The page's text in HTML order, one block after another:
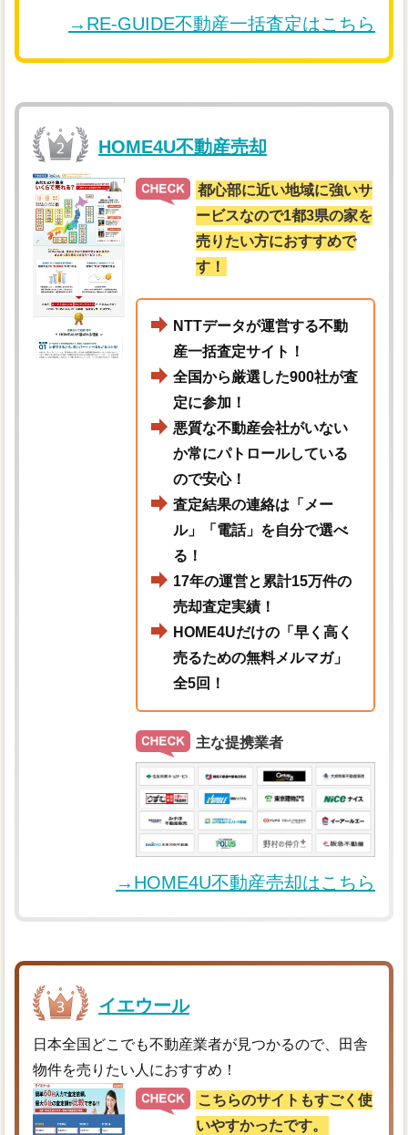
→RE-GUIDE不動産一括査定はこちら
HOME4U不動産売却
都心部に近い地域に強いサ
ービスなので1都3県の家を
売りたい方におすすめで
す！
NTTデータが運営する不動
産一括査定サイト！
全国から厳選した900社が査
定に参加！
悪質な不動産会社がいない
か常にパトロールしている
ので安心！
査定結果の連絡は「メー
ル」「電話」を自分で選べ
る！
17年の運営と累計15万件の
売却査定実績！
HOME4Uだけの「早く高く
売るための無料メルマガ」
全5回！
主な提携業者
→HOME4U不動産売却はこちら
イエウール
日本全国どこでも不動産業者が見つかるので、田舎
物件を売りたい人におすすめ！
こちらのサイトもすごく使
いやすかったです。